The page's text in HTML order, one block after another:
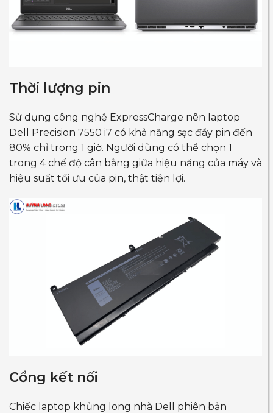
Thời lượng pin
Sử dụng công nghệ ExpressCharge nên laptop
Dell Precision 7550 i7 có khả năng sạc đầy pin đến
80% chỉ trong 1 giờ. Người dùng có thể chọn 1
trong 4 chế độ cân bằng giữa hiệu năng của máy và
hiệu suất tối ưu của pin, thật tiện lợi.
Cổng kết nối
Chiếc laptop khủng long nhà Dell phiên bản